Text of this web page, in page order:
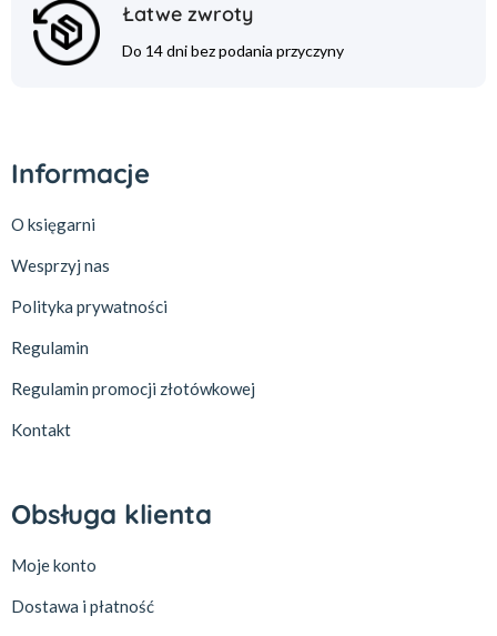
Łatwe zwroty
Do 14 dni bez podania przyczyny
Informacje
O księgarni
Wesprzyj nas
Polityka prywatności
Regulamin
Regulamin promocji złotówkowej
Kontakt
Obsługa klienta
Moje konto
Dostawa i płatność